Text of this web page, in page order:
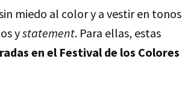
miedo al color y a vestir en tonos
ystatement. Para ellas, estas
en el Festival de los Colores